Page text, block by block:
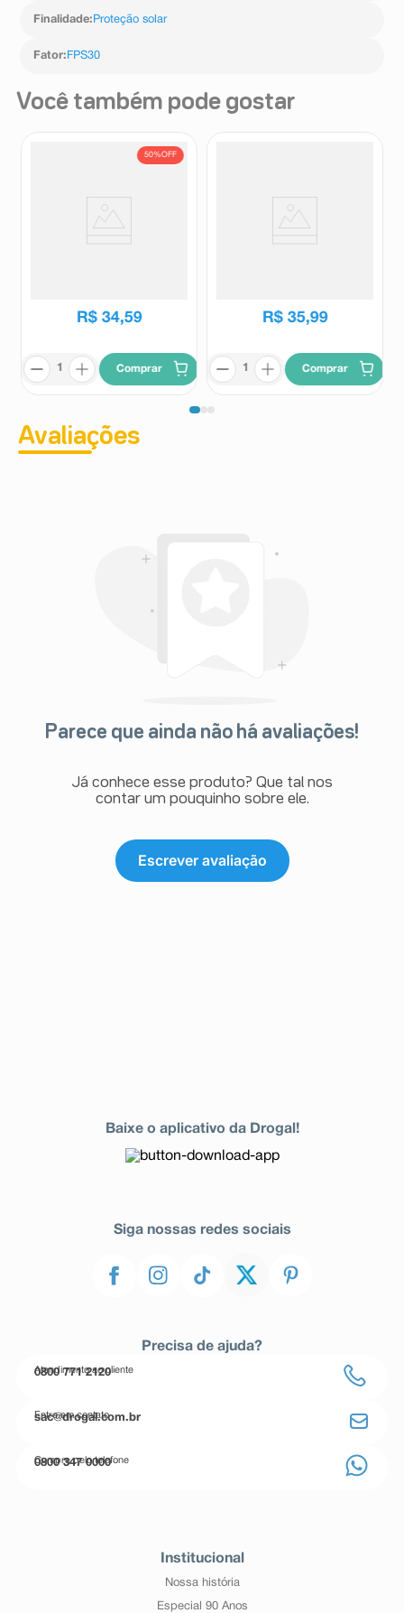
Finalidade: Proteção solar
Fator: FPS30
Você também pode gostar
50%OFF
R$ 34,59
Comprar
R$ 35,99
Comprar
Avaliações
Parece que ainda não há avaliações!
Já conhece esse produto? Que tal nos
contar um pouquinho sobre ele.
Escrever avaliação
Baixe o aplicativo da Drogal!
Siga nossas redes sociais
Precisa de ajuda?
Atendimento ao cliente
0800 771 2120
Entre em contato
sac@drogal.com.br
Compre pelo telefone
0800 347 0000
Institucional
Nossa história
Especial 90 Anos